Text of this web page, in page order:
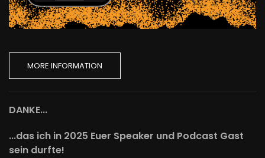
MORE INFORMATION
DANKE...
...das ich in 2025 Euer Speaker und Podcast Gast
sein durfte!